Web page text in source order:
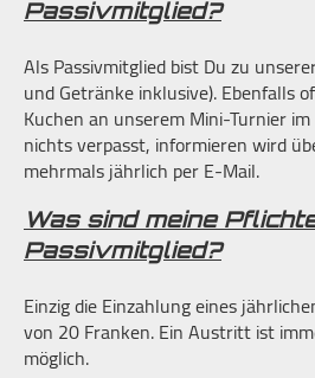
Passivmitglied?
Als Passivmitglied bist Du zu
und Getränke inklusive). Ebenfalls
Kuchen an unserem Mini-Turnier
nichts verpasst, informieren wird
mehrmals jährlich per E-Mail.
Was sind meine
Passivmitglied?
Einzig die Einzahlung eines
von 20 Franken. Ein Austritt ist
möglich.